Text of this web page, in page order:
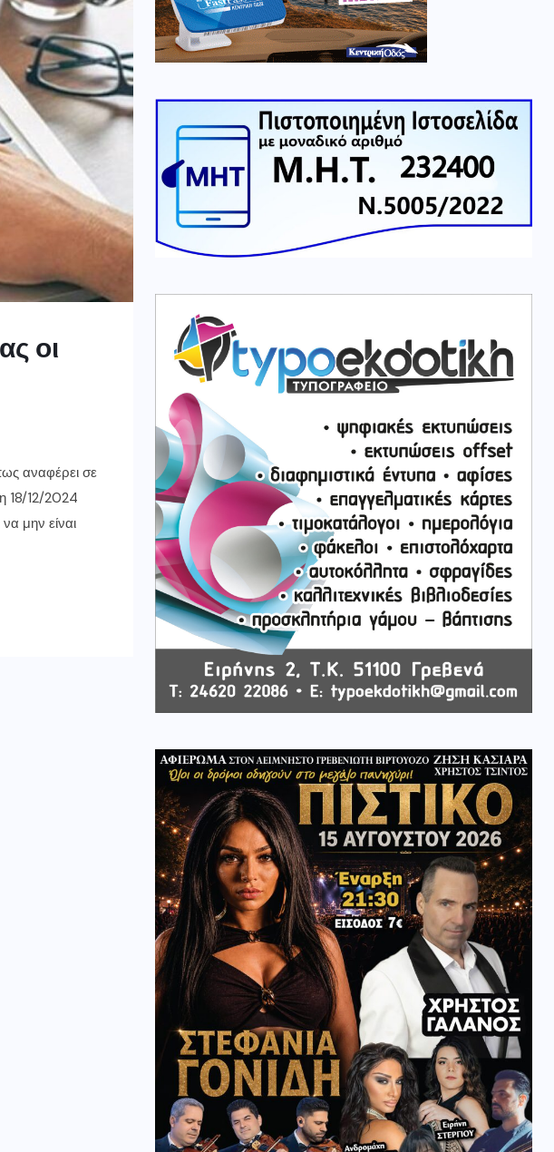
οι
αναφέρει σε
18/12/2024
μην είναι